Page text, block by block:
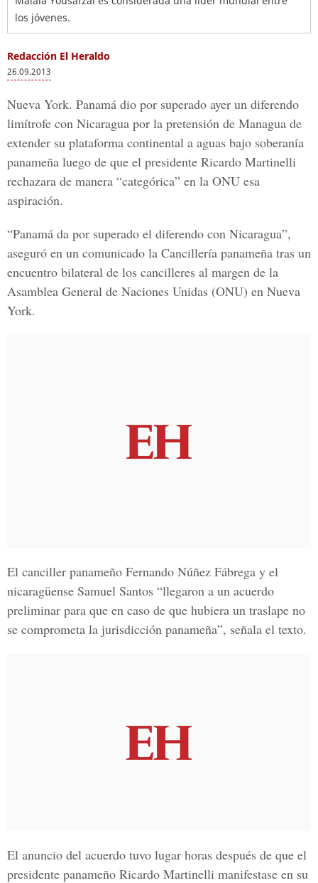
los jóvenes.
Redacción El Heraldo
26.09.2013
Nueva York. Panamá dio por superado ayer un diferendo
limítrofe con Nicaragua por la pretensión de Managua de
extender su plataforma continental a aguas bajo soberanía
panameña luego de que el presidente Ricardo Martinelli
rechazara de manera “categórica” en la ONU esa
aspiración.
“Panamá da por superado el diferendo con Nicaragua”,
aseguró en un comunicado la Cancillería panameña tras un
encuentro bilateral de los cancilleres al margen de la
Asamblea General de Naciones Unidas (ONU) en Nueva
York.
El canciller panameño Fernando Núñez Fábrega y el
nicaragüense Samuel Santos “llegaron a un acuerdo
preliminar para que en caso de que hubiera un traslape no
se comprometa la jurisdicción panameña”, señala el texto.
El anuncio del acuerdo tuvo lugar horas después de que el
presidente panameño Ricardo Martinelli manifestase en su